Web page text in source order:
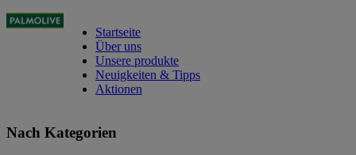
Startseite
Über uns
Unsere produkte
Neuigkeiten & Tipps
Aktionen
Nach Kategorien